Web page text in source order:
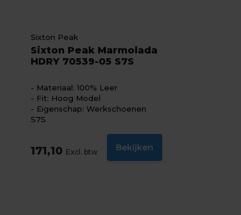
Sixton Peak
Sixton Peak Marmolada
HDRY 70539-05 S7S
Materiaal: 100% Leer
Fit: Hoog Model
Eigenschap: Werkschoenen
S7S
171,10 Excl. btw Bekijken